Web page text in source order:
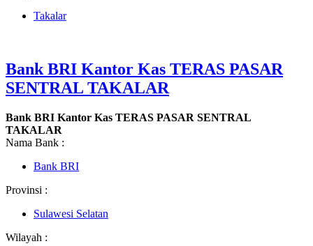
Takalar
Bank BRI Kantor Kas TERAS PASAR
SENTRAL TAKALAR
Bank BRI Kantor Kas TERAS PASAR SENTRAL
TAKALAR
Nama Bank :
Bank BRI
Provinsi :
Sulawesi Selatan
Wilayah :